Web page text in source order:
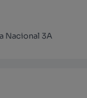
Nacional 3A